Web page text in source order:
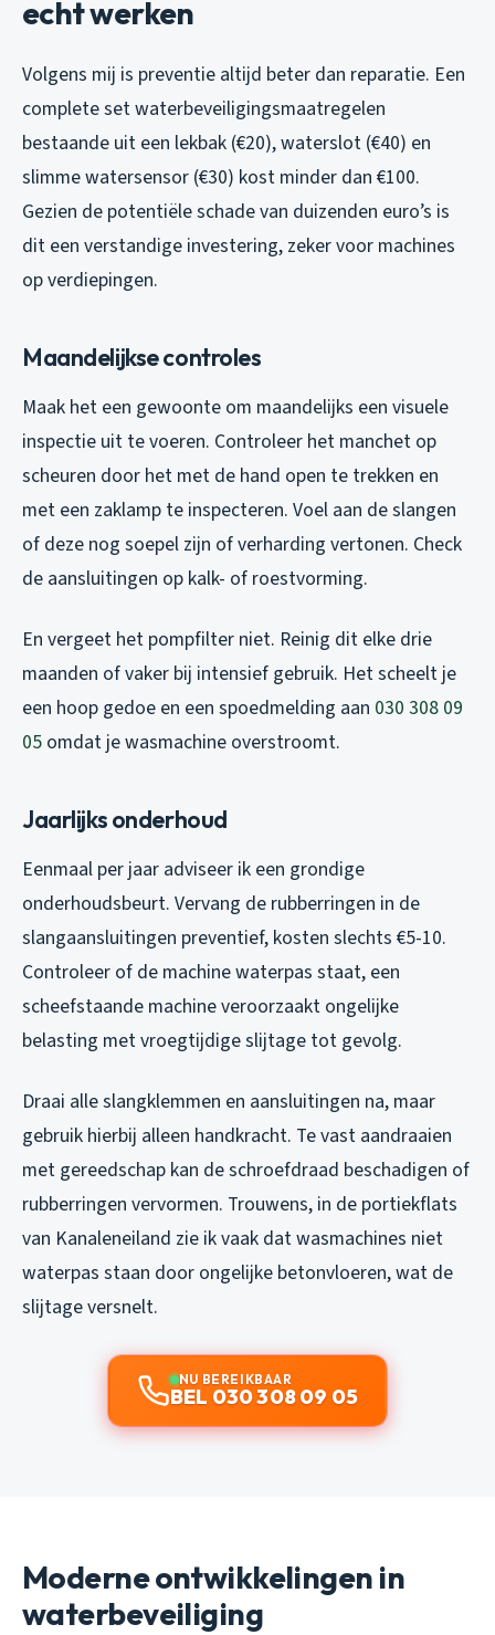
echt werken
Volgens mij is preventie altijd beter dan reparatie. Een
complete set waterbeveiligingsmaatregelen
bestaande uit een lekbak (€20), waterslot (€40) en
slimme watersensor (€30) kost minder dan €100.
Gezien de potentiële schade van duizenden euro’s is
dit een verstandige investering, zeker voor machines
op verdiepingen.
Maandelijkse controles
Maak het een gewoonte om maandelijks een visuele
inspectie uit te voeren. Controleer het manchet op
scheuren door het met de hand open te trekken en
met een zaklamp te inspecteren. Voel aan de slangen
of deze nog soepel zijn of verharding vertonen. Check
de aansluitingen op kalk- of roestvorming.
En vergeet het pompfilter niet. Reinig dit elke drie
maanden of vaker bij intensief gebruik. Het scheelt je
een hoop gedoe en een spoedmelding aan 030 308 09
05 omdat je wasmachine overstroomt.
Jaarlijks onderhoud
Eenmaal per jaar adviseer ik een grondige
onderhoudsbeurt. Vervang de rubberringen in de
slangaansluitingen preventief, kosten slechts €5-10.
Controleer of de machine waterpas staat, een
scheefstaande machine veroorzaakt ongelijke
belasting met vroegtijdige slijtage tot gevolg.
Draai alle slangklemmen en aansluitingen na, maar
gebruik hierbij alleen handkracht. Te vast aandraaien
met gereedschap kan de schroefdraad beschadigen of
rubberringen vervormen. Trouwens, in de portiekflats
van Kanaleneiland zie ik vaak dat wasmachines niet
waterpas staan door ongelijke betonvloeren, wat de
slijtage versnelt.
NU BEREIKBAAR
BEL 030 308 09 05
Moderne ontwikkelingen in
waterbeveiliging